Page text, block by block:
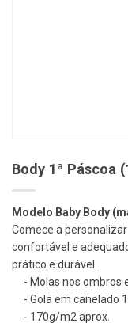
Body 1ª Páscoa
Modelo Baby Body
Comece a
confortável e
prático e durável.
Molas nos ombros
Gola em canelado
170g/m2 aprox.